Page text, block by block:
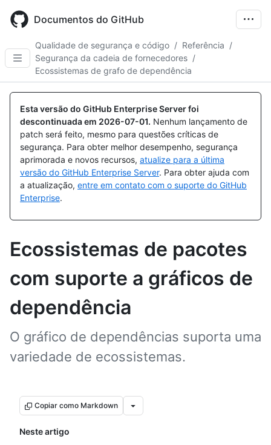
main
Documentos do GitHub
Qualidade de segurança e código / Referência /
Segurança da cadeia de fornecedores /
Ecossistemas de grafo de dependência
Esta versão do GitHub Enterprise Server foi
descontinuada em 2026-07-01. Nenhum lançamento de
patch será feito, mesmo para questões críticas de
segurança. Para obter melhor desempenho, segurança
aprimorada e novos recursos, atualize para a última
versão do GitHub Enterprise Server. Para obter ajuda com
a atualização, entre em contato com o suporte do GitHub
Enterprise.
Ecossistemas de pacotes
com suporte a gráficos de
dependência
O gráfico de dependências suporta uma
variedade de ecossistemas.
Copiar como Markdown
Neste artigo